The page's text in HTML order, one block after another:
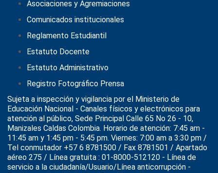
Asociaciones y Agremiaciones
Comunicados institucionales
Reglamento Estudiantil
Estatuto Docente
Estatuto Administrativo
Registro Fotográfico Prensa
Sujeta a inspección y vigilancia por el Ministerio de
Educación Nacional - Canales físicos y electrónicos para
atención al público, Sede Principal Calle 65 No 26 - 10,
Manizales Caldas Colombia. Horario de atención: 7:45 am -
11:45 am y 1:45 pm - 5:45 pm. Viernes: 7:00 am a 3:30 pm /
Tel conmutador +57 6 8781500 / Fax 8781501 / Apartado
aéreo 275 / Línea gratuita : 01-8000-512120 - Línea de
servicio a la ciudadanía/Usuario/Línea anticorrupción -